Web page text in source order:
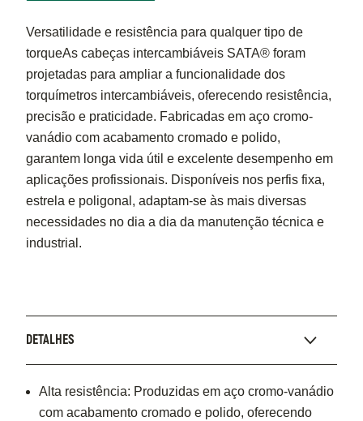
Versatilidade e resistência para qualquer tipo de
torqueAs cabeças intercambiáveis SATA® foram
projetadas para ampliar a funcionalidade dos
torquímetros intercambiáveis, oferecendo resistência,
precisão e praticidade. Fabricadas em aço cromo-
vanádio com acabamento cromado e polido,
garantem longa vida útil e excelente desempenho em
aplicações profissionais. Disponíveis nos perfis fixa,
estrela e poligonal, adaptam-se às mais diversas
necessidades no dia a dia da manutenção técnica e
industrial.
DETALHES
Alta resistência: Produzidas em aço cromo-vanádio
com acabamento cromado e polido, oferecendo